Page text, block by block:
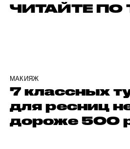
ЧИТАЙТЕ ПО
МАКИЯЖ
7 классных
для ресниц
дороже 500